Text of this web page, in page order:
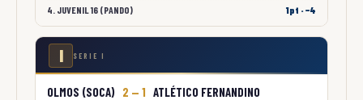
4. JUVENIL 16 (PANDO)
1pt · −4
I SERIE I
OLMOS (SOCA) 2 — 1 ATLÉTICO FERNANDINO